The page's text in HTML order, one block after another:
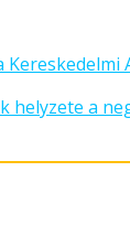
helyzete a